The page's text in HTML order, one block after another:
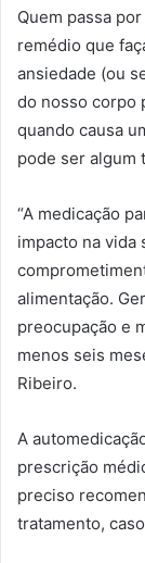
Quem passa
remédio que
ansiedade (ou
do nosso corpo
quando causa
pode ser algum
“A medicação
impacto na vida
alimentação.
preocupação e
menos seis
Ribeiro.
A
prescrição
preciso
tratamento,